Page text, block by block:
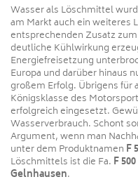
Wasser als Löschmittel
am Markt auch ein weiteres
entsprechenden Zusatz
deutliche Kühlwirkung
Energiefreisetzung
Europa und darüber hinaus
großem Erfolg. Übrigens für
Königsklasse des
erfolgreich eingesetzt.
Wasserverbrauch. Schont
Argument, wenn man
unter dem Produktnamen F
Löschmittels ist die Fa. F
Gelnhausen.